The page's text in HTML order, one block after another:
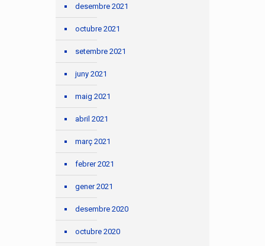
desembre 2021
octubre 2021
setembre 2021
juny 2021
maig 2021
abril 2021
març 2021
febrer 2021
gener 2021
desembre 2020
octubre 2020